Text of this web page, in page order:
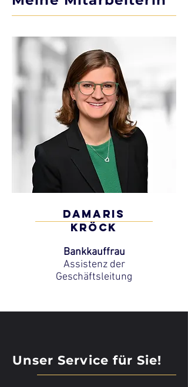
Damaris
KröcK
Bankkauffrau
Assistenz der
Geschäftsleitung
Unser Service für Sie!